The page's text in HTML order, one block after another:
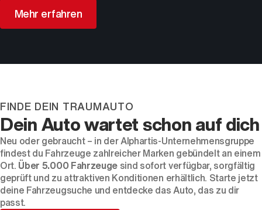
Mehr erfahren
FINDE DEIN TRAUMAUTO
Dein Auto wartet schon auf dich
Neu oder gebraucht – in der Alphartis-Unternehmensgruppe
findest du Fahrzeuge zahlreicher Marken gebündelt an einem
Ort. Über 5.000 Fahrzeuge sind sofort verfügbar, sorgfältig
geprüft und zu attraktiven Konditionen erhältlich. Starte jetzt
deine Fahrzeugsuche und entdecke das Auto, das zu dir
passt.